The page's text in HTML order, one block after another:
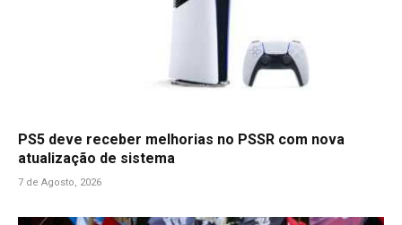
PS5 deve receber melhorias no PSSR com nova
atualização de sistema
7 de Agosto, 2026